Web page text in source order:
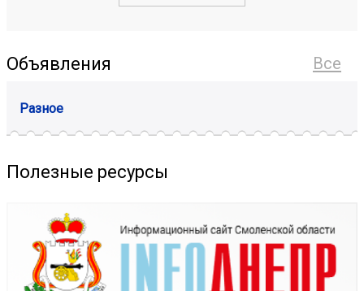
Все
Объявления
Разное
Полезные ресурсы